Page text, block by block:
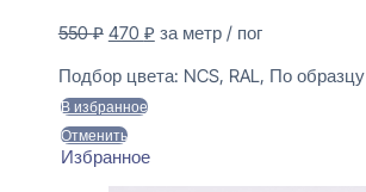
550₽ Первоначальная
составляла
550 ₽.
470 ₽Текущая
470 ₽.
за метр / пог
Подбор цвета: NCS, RAL, По образцу
В избранное
Отменить
Избранное